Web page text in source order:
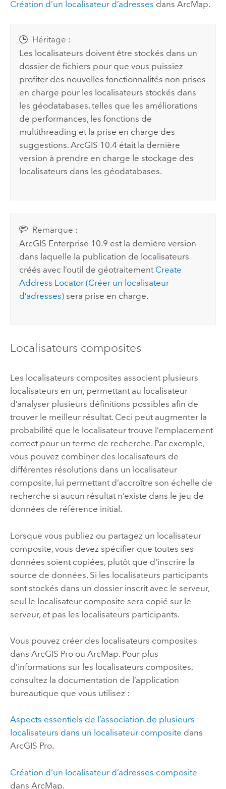
Création d’un localisateur d’adresses dans ArcMap.
Héritage :
Les localisateurs doivent être stockés dans un
dossier de fichiers pour que vous puissiez
profiter des nouvelles fonctionnalités non prises
en charge pour les localisateurs stockés dans
les géodatabases, telles que les améliorations
de performances, les fonctions de
multithreading et la prise en charge des
suggestions. ArcGIS 10.4 était la dernière
version à prendre en charge le stockage des
localisateurs dans les géodatabases.
Remarque :
ArcGIS Enterprise 10.9 est la dernière version
dans laquelle la publication de localisateurs
créés avec l’outil de géotraitement Create
Address Locator (Créer un localisateur
d’adresses) sera prise en charge.
Localisateurs composites
Les localisateurs composites associent plusieurs
localisateurs en un, permettant au localisateur
d’analyser plusieurs définitions possibles afin de
trouver le meilleur résultat. Ceci peut augmenter la
probabilité que le localisateur trouve l’emplacement
correct pour un terme de recherche. Par exemple,
vous pouvez combiner des localisateurs de
différentes résolutions dans un localisateur
composite, lui permettant d’accroître son échelle de
recherche si aucun résultat n’existe dans le jeu de
données de référence initial.
Lorsque vous publiez ou partagez un localisateur
composite, vous devez spécifier que toutes ses
données soient copiées, plutôt que d'inscrire la
source de données. Si les localisateurs participants
sont stockés dans un dossier inscrit avec le serveur,
seul le localisateur composite sera copié sur le
serveur, et pas les localisateurs participants.
Vous pouvez créer des localisateurs composites
dans ArcGIS Proou ArcMap. Pour plus
d’informations sur les localisateurs composites,
consultez la documentation de l’application
bureautique que vous utilisez :
Aspects essentiels de l’association de plusieurs
localisateurs dans un localisateur composite dans
ArcGIS Pro.
Création d’un localisateur d’adresses composite
dans ArcMap.